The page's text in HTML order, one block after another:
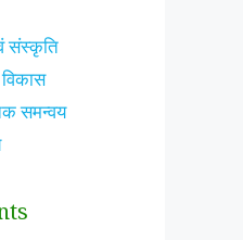
संस्कृति
समन्वय